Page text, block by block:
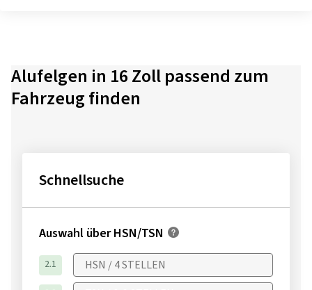
Alufelgen in 16 Zoll passend zum
Fahrzeug finden
Schnellsuche
Auswahl über HSN/TSN
2.1